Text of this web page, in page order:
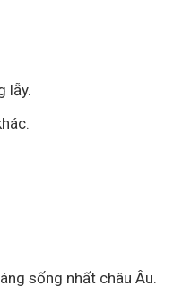
lẫy.
sống nhất châu Âu.